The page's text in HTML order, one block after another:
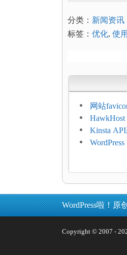
分类： 新闻资讯
标签： 优化, 使
网站
加方法
$2.61/月
Kinsta
WordPress啦！原
Copyright © 2007 -